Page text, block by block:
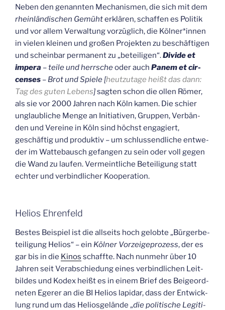
Neben den genann­ten Mecha­nis­men, die sich mit dem
rhein­län­di­schen Gemühterklä­ren, schaf­fen es Poli­tik
und vor allem Ver­wal­tung vor­züg­lich, die Kölner*innen
in vie­len klei­nen und gro­ßen Pro­jek­ten zu beschäf­ti­gen
und schein­bar per­ma­nent zu „betei­li­gen“.Divi­de et
impe­ra –tei­le und herr­scheoder auch Panem et cir­
cen­ses – Brot und Spie­le [heut­zu­ta­ge heißt das dann:
Tag des guten Lebens]sag­ten schon die ollen Römer,
als sie vor 2000 Jah­ren nach Köln kamen. Die schier
unglaub­li­che Men­ge an Initia­ti­ven, Grup­pen, Ver­bän­
den und Ver­ei­ne in Köln sind höchst enga­giert,
geschäf­tig und pro­duk­tiv – um schluss­end­li­che ent­we­
der im Wat­te­bausch gefan­gen zu sein oder voll gegen
die Wand zu lau­fen. Ver­meint­li­che Betei­li­gung statt
ech­ter und ver­bind­li­cher Kooperation.
Heli­os Ehrenfeld
Bes­tes Bei­spiel ist die all­seits hoch gelob­te „Bür­ger­be­
tei­li­gung Heli­os“ – ein Köl­ner Vor­zei­ge­pro­zess, der es
gar bis in die Kinos schaff­te. Nach nun­mehr über 10
Jah­ren seit Ver­ab­schie­dung eines ver­bind­li­chen Leit­
bil­des und Kodex heißt es in einem Brief des Bei­geord­
ne­ten Ege­rer an die BI Heli­os lapi­dar, dass der Ent­wick­
lung rund um das Helios­ge­län­de „die poli­ti­sche Legi­ti­